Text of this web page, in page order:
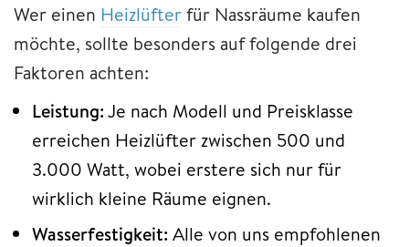
Wer einen Heizlüfterfür Nassräume kaufen
möchte, sollte besonders auf folgende drei
Faktoren achten:
Leistung:Je nach Modell und Preisklasse
erreichen Heizlüfter zwischen 500 und
3.000 Watt, wobei erstere sich nur für
wirklich kleine Räume eignen.
Wasserfestigkeit: Alle von uns empfohlenen